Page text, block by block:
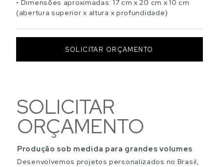
Dimensões aproximadas: 17 cm x 20 cm x 10 cm
(abertura superior x altura x profundidade)
SOLICITAR ORÇAMENTO
SOLICITAR
ORÇAMENTO
Produção sob medida para grandes volumes
Desenvolvemos projetos personalizados no Brasil,